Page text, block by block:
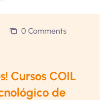
0 Comments
Cursos COIL
de